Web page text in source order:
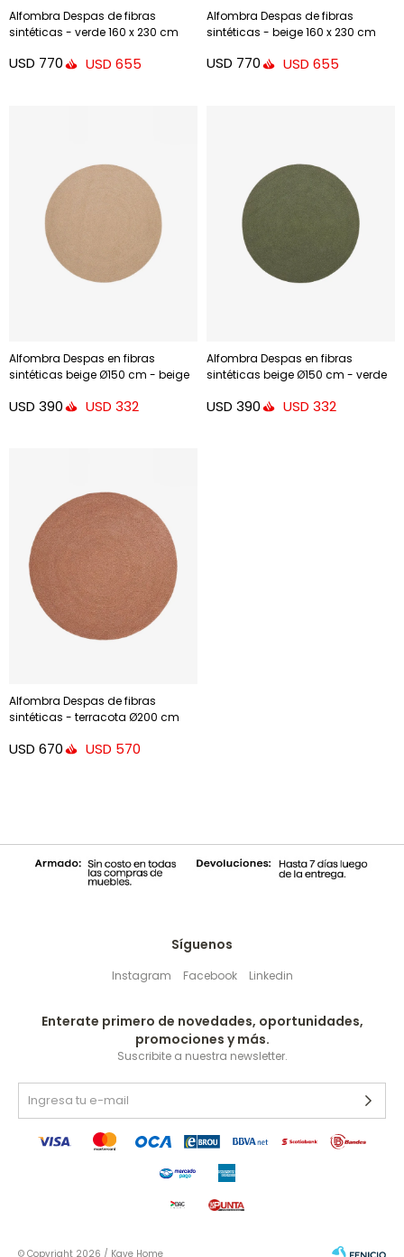
Alfombra Despas de fibras
sintéticas - verde 160 x 230 cm
USD 770 USD 655
Alfombra Despas de fibras
sintéticas - beige 160 x 230 cm
USD 770 USD 655
Alfombra Despas en fibras
sintéticas beige Ø150 cm - beige
USD 390 USD 332
Alfombra Despas en fibras
sintéticas beige Ø150 cm - verde
USD 390 USD 332
Alfombra Despas de fibras
sintéticas - terracota Ø200 cm
USD 670 USD 570
Síguenos
Instagram Facebook Linkedin
Enterate primero de novedades, oportunidades,
promociones y más.
Suscribite a nuestra newsletter.
© Copyright 2026 / Kave Home